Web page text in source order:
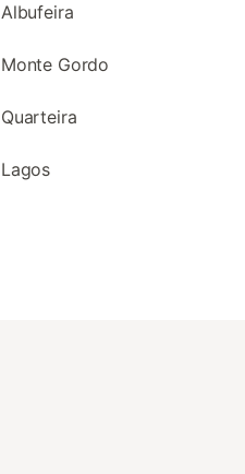
Albufeira
Monte Gordo
Quarteira
Lagos